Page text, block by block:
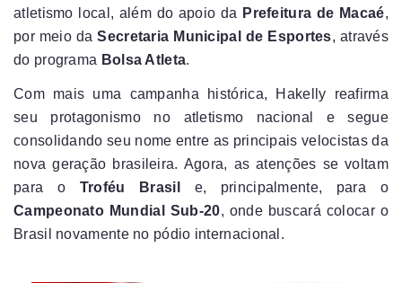
atletismo local, além do apoio da Prefeitura de Macaé,
por meio daSecretaria Municipal de Esportes, através
do programa Bolsa Atleta.
Com mais uma campanha histórica, Hakelly reafirma
seu protagonismo no atletismo nacional e segue
consolidando seu nome entre as principais velocistas da
nova geração brasileira. Agora, as atenções se voltam
para o Troféu Brasil
e, principalmente, para o
Campeonato Mundial Sub-20, onde buscará colocar o
Brasil novamente no pódio internacional.